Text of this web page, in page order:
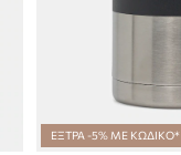
ΕΞΤΡΑ -5% ΜΕ ΚΩΔΙΚΟ*